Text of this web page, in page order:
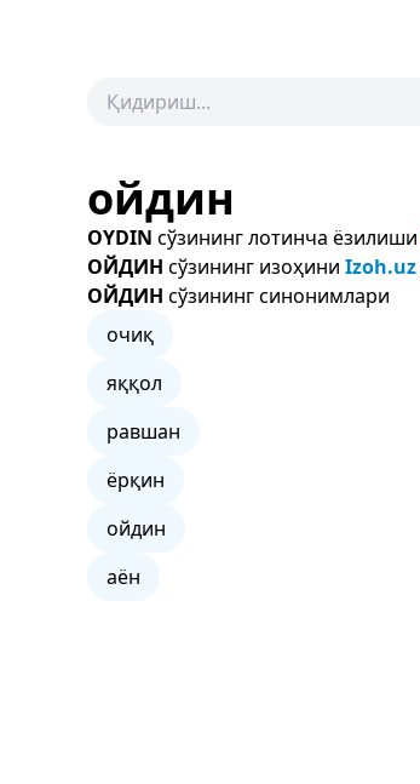
ойдин
OYDIN сўзининг лотинча ёзилиши
ОЙДИН сўзининг изоҳини Izoh.uz
ОЙДИН сўзининг синонимлари
очиқ
яққол
равшан
ёрқин
ойдин
аён